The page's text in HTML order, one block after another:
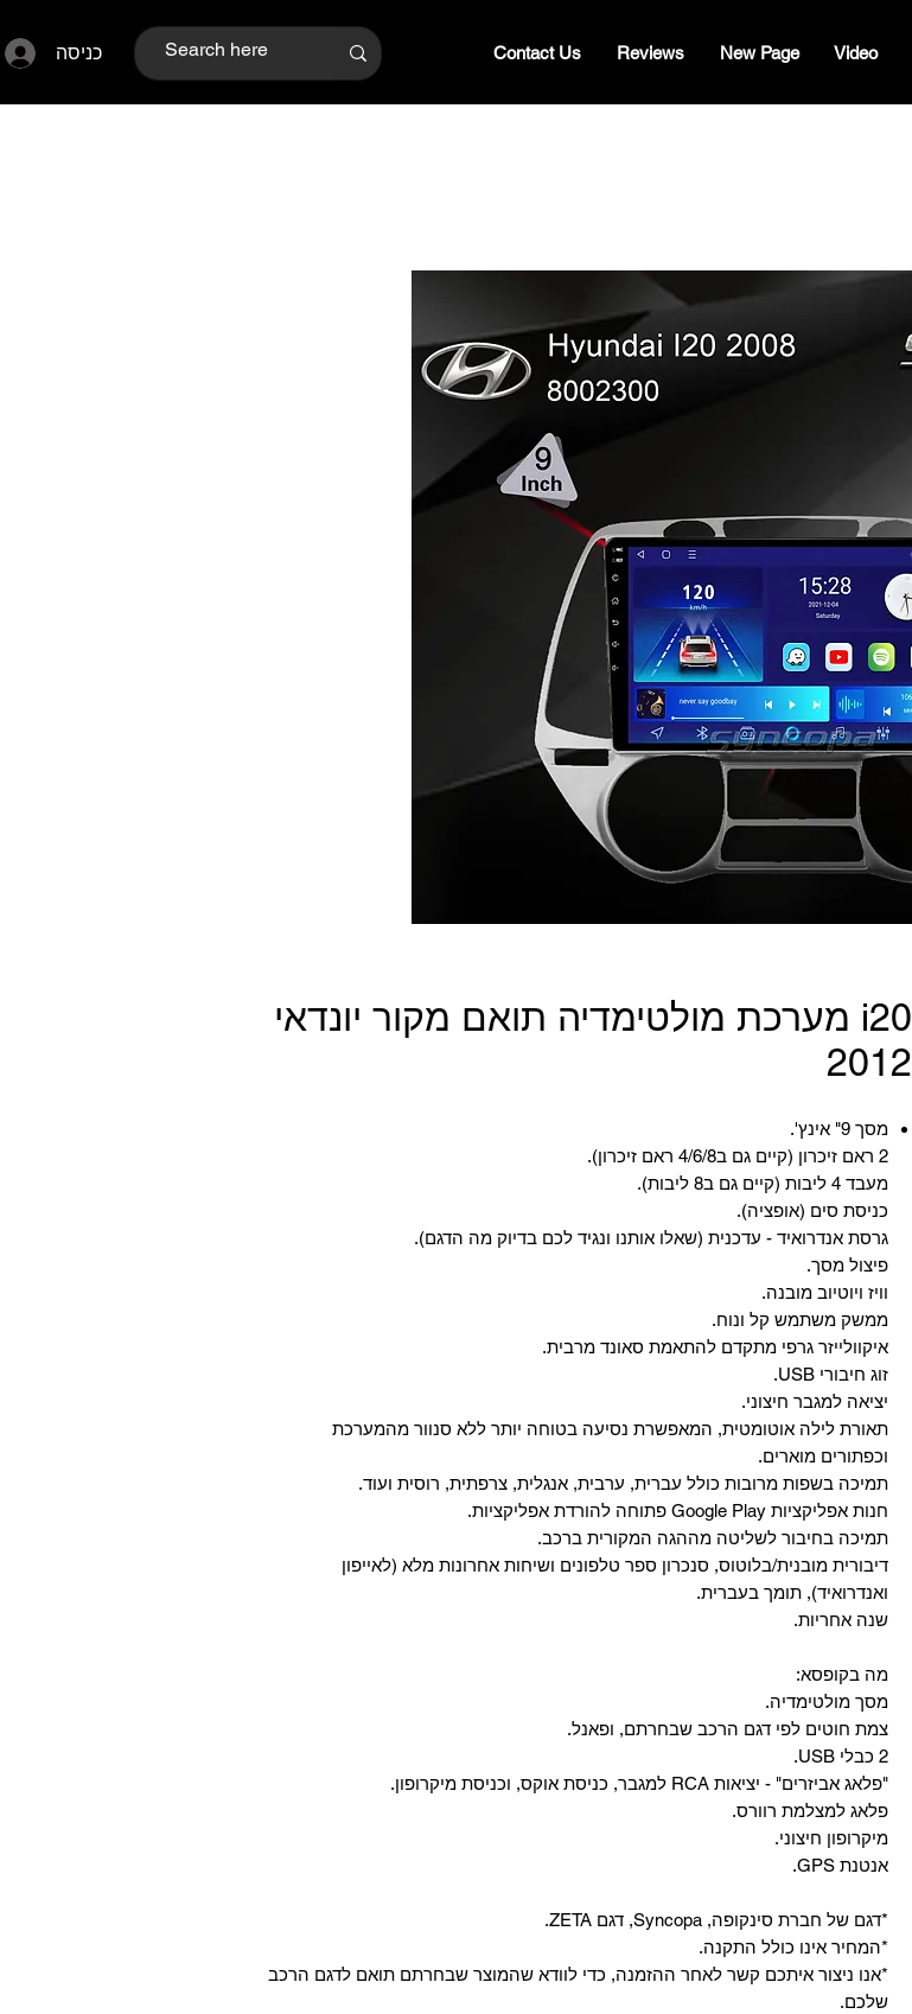
כניסה Contact Us Reviews New Page Video
מערכת מולטימדיה תואם מקור יונדאי i20
2012
מסך 9" אינץ'.
2 ראם זיכרון (קיים גם ב4/6/8 ראם זיכרון).
מעבד 4 ליבות (קיים גם ב8 ליבות).
כניסת סים (אופציה).
גרסת אנדרואיד - עדכנית (שאלו אותנו ונגיד לכם בדיוק מה הדגם).
פיצול מסך.
וויז ויוטיוב מובנה.
ממשק משתמש קל ונוח.
איקוולייזר גרפי מתקדם להתאמת סאונד מרבית.
זוג חיבורי USB.
יציאה למגבר חיצוני.
תאורת לילה אוטומטית, המאפשרת נסיעה בטוחה יותר ללא סנוור מהמערכת
וכפתורים מוארים.
תמיכה בשפות מרובות כולל עברית, ערבית, אנגלית, צרפתית, רוסית ועוד.
‏חנות אפליקציות Google Play פתוחה להורדת אפליקציות.
‏תמיכה בחיבור לשליטה מההגה המקורית ברכב.
‏דיבורית מובנית/בלוטוס, ‏סנכרון ספר טלפונים ושיחות אחרונות מלא (לאייפון
ואנדרואיד), תומך בעברית.
שנה אחריות.
מה בקופסא:
מסך מולטימדיה.
צמת חוטים לפי דגם הרכב שבחרתם, ופאנל.
2 כבלי USB.
"פלאג אביזרים" - יציאות RCA למגבר, כניסת אוקס, וכניסת מיקרופון.
פלאג למצלמת רוורס.
מיקרופון חיצוני.
אנטנת GPS.
*דגם של חברת סינקופה, Syncopa, דגם ZETA.
*המחיר אינו כולל התקנה.
*אנו ניצור איתכם קשר לאחר ההזמנה, כדי לוודא שהמוצר שבחרתם תואם לדגם הרכב
שלכם.